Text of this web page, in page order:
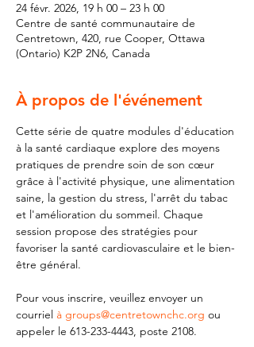
24 févr. 2026, 19 h 00 – 23 h 00
Centre de santé communautaire de
Centretown, 420, rue Cooper, Ottawa
(Ontario) K2P 2N6, Canada
À propos de l'événement
Cette série de quatre modules d'éducation
à la santé cardiaque explore des moyens
pratiques de prendre soin de son cœur
grâce à l'activité physique, une alimentation
saine, la gestion du stress, l'arrêt du tabac
et l'amélioration du sommeil. Chaque
session propose des stratégies pour
favoriser la santé cardiovasculaire et le bien-
être général.
Pour vous inscrire, veuillez envoyer un
courriel à groups@centretownchc.org ou
appeler le 613-233-4443, poste 2108.